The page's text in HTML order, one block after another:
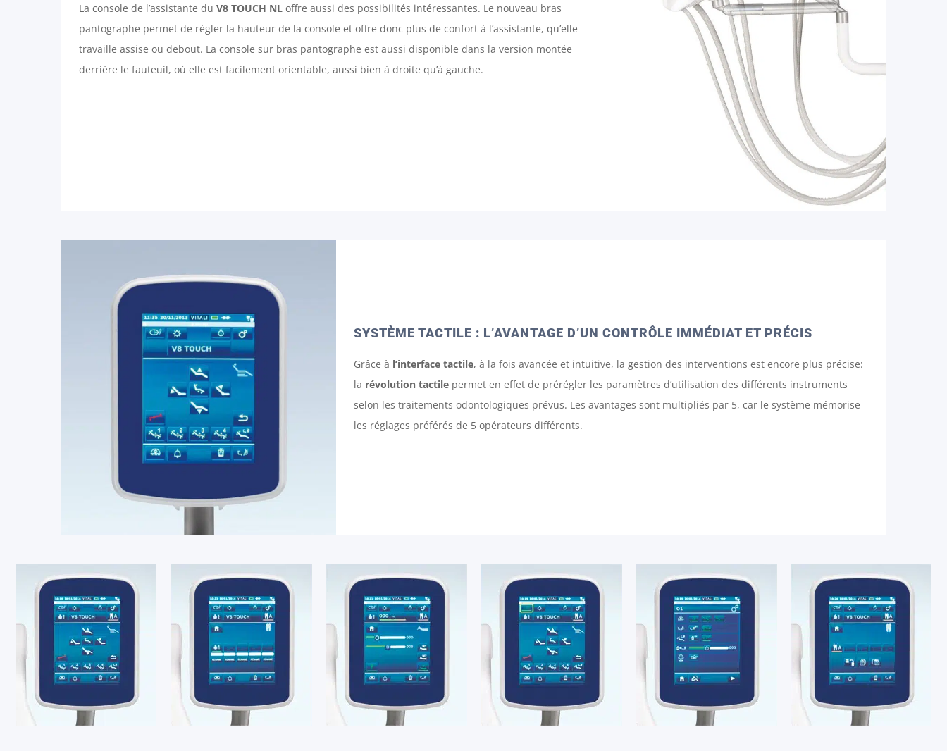
La console de l’assistante du V8 TOUCH NL offre aussi des possibilités intéressantes. Le nouveau bras
pantographe permet de régler la hauteur de la console et offre donc plus de confort à l’assistante, qu’elle
travaille assise ou debout. La console sur bras pantographe est aussi disponible dans la version montée
derrière le fauteuil, où elle est facilement orientable, aussi bien à droite qu’à gauche.
SYSTÈME TACTILE : L’AVANTAGE D’UN CONTRÔLE IMMÉDIAT ET PRÉCIS
Grâce à l’interface tactile, à la fois avancée et intuitive, la gestion des interventions est encore plus précise:
la révolution tactilepermet en effet de prérégler les paramètres d’utilisation des différents instruments
selon les traitements odontologiques prévus. Les avantages sont multipliés par 5, car le système mémorise
les réglages préférés de 5 opérateurs différents.